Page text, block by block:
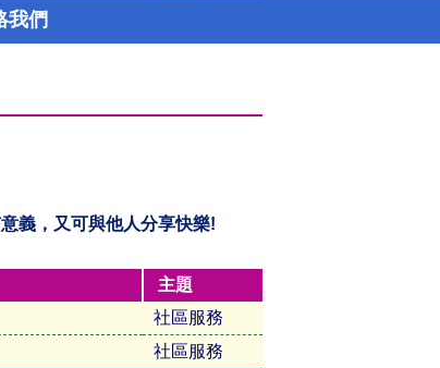
我們
義，又可與他人分享快樂!
主題
社區服務
社區服務